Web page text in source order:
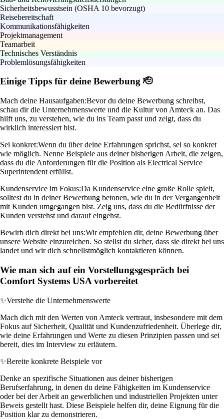
Sicherheitsbewusstsein (OSHA 10 bevorzugt)
Reisebereitschaft
Kommunikationsfähigkeiten
Projektmanagement
Teamarbeit
Technisches Verständnis
Problemlösungsfähigkeiten
Einige Tipps für deine Bewerbung 🫡
Mach deine Hausaufgaben:Bevor du deine Bewerbung schreibst,
schau dir die Unternehmenswerte und die Kultur von Amteck an. Das
hilft uns, zu verstehen, wie du ins Team passt und zeigt, dass du
wirklich interessiert bist.
Sei konkret:Wenn du über deine Erfahrungen sprichst, sei so konkret
wie möglich. Nenne Beispiele aus deiner bisherigen Arbeit, die zeigen,
dass du die Anforderungen für die Position als Electrical Service
Superintendent erfüllst.
Kundenservice im Fokus:Da Kundenservice eine große Rolle spielt,
solltest du in deiner Bewerbung betonen, wie du in der Vergangenheit
mit Kunden umgegangen bist. Zeig uns, dass du die Bedürfnisse der
Kunden verstehst und darauf eingehst.
Bewirb dich direkt bei uns:Wir empfehlen dir, deine Bewerbung über
unsere Website einzureichen. So stellst du sicher, dass sie direkt bei uns
landet und wir dich schnellstmöglich kontaktieren können.
Wie man sich auf ein Vorstellungsgespräch bei
Comfort Systems USA vorbereitet
✨Verstehe die Unternehmenswerte
Mach dich mit den Werten von Amteck vertraut, insbesondere mit dem
Fokus auf Sicherheit, Qualität und Kundenzufriedenheit. Überlege dir,
wie deine Erfahrungen und Werte zu diesen Prinzipien passen und sei
bereit, dies im Interview zu erläutern.
✨Bereite konkrete Beispiele vor
Denke an spezifische Situationen aus deiner bisherigen
Berufserfahrung, in denen du deine Fähigkeiten im Kundenservice
oder bei der Arbeit an gewerblichen und industriellen Projekten unter
Beweis gestellt hast. Diese Beispiele helfen dir, deine Eignung für die
Position klar zu demonstrieren.